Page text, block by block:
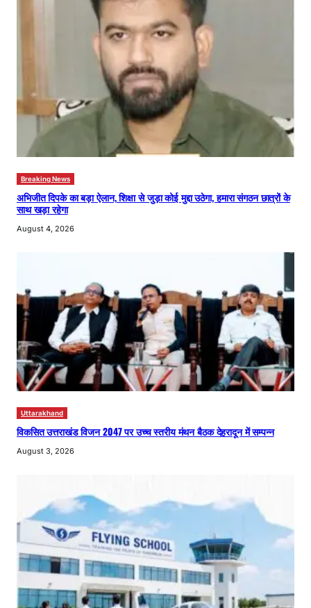
Breaking News
अभिजीत दिपके का बड़ा ऐलान, शिक्षा से जुड़ा कोई मुद्दा उठेगा, हमारा संगठन छात्रों के
साथ खड़ा रहेगा
August 4, 2026
Uttarakhand
विकसित उत्तराखंड विजन 2047 पर उच्च स्तरीय मंथन बैठक देहरादून में सम्पन्न
August 3, 2026